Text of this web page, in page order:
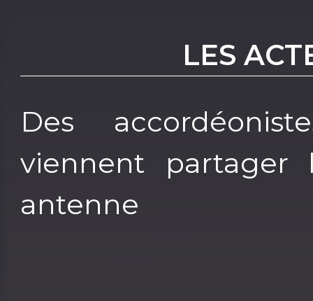
LES
Des
viennent partager
antenne